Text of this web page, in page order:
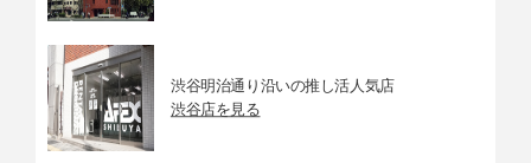
渋谷明治通り沿いの推し活人気店
渋谷店を見る